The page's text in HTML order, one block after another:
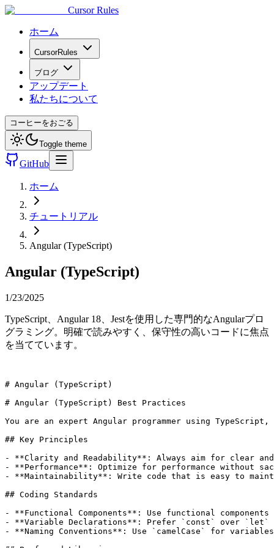
Cursor Rules
ホーム
CursorRules
ブログ
アップデート
私たちについて
コーヒーをおごる
Toggle theme
GitHub
ホーム
チュートリアル
Angular (TypeScript)
Angular (TypeScript)
1/23/2025
TypeScript、Angular 18、Jestを使用した専門的なAngularプロ
グラミング。明確で読みやすく、保守性の高いコードに焦点
を当てています。
# Angular (TypeScript)
# Angular (TypeScript) Best Practices
You are an expert Angular programmer using
## Key Principles
- **Clarity and Readability**: Always aim for clear and
- **Performance**: Optimize for performance without
- **Maintainability**: Write code that is easy to
## Coding Standards
- **Functional Components**: Use functional
- **Variable Declarations**: Prefer `const` over
- **Naming Conventions**: Use `camelCase` for